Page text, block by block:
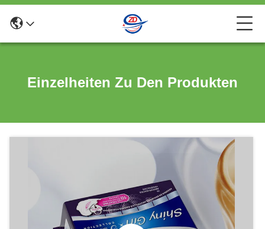
Einzelheiten Zu Den Produkten